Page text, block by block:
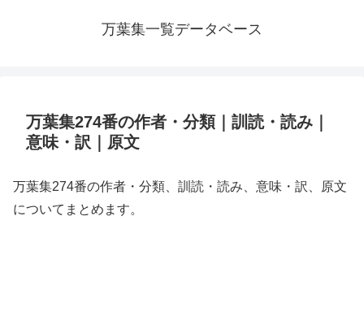
万葉集一覧データベース
万葉集274番の作者・分類｜訓読・読み｜
意味・訳｜原文
万葉集274番の作者・分類、訓読・読み、意味・訳、原文
についてまとめます。